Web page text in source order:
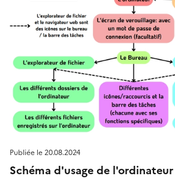
Publiée le20.08.2024
Schéma d'usage de l'ordinateur